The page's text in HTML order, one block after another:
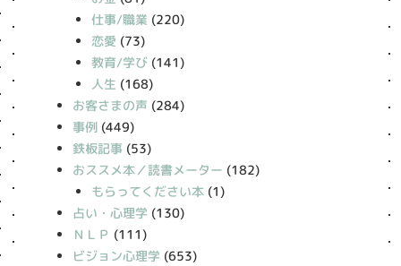
仕事/職業 (220)
恋愛 (73)
教育/学び(141)
人生 (168)
お客さまの声 (284)
事例 (449)
鉄板記事 (53)
おススメ本／読書メーター (182)
もらってください本(1)
占い・心理学 (130)
ＮＬＰ (111)
ビジョン心理学 (653)